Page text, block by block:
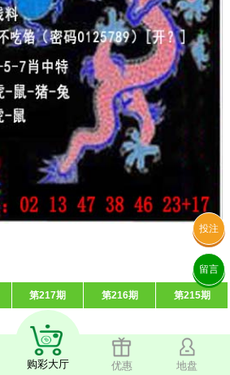
第217期 第216期 第215期
购彩大厅 优惠 地盘
投注
留言